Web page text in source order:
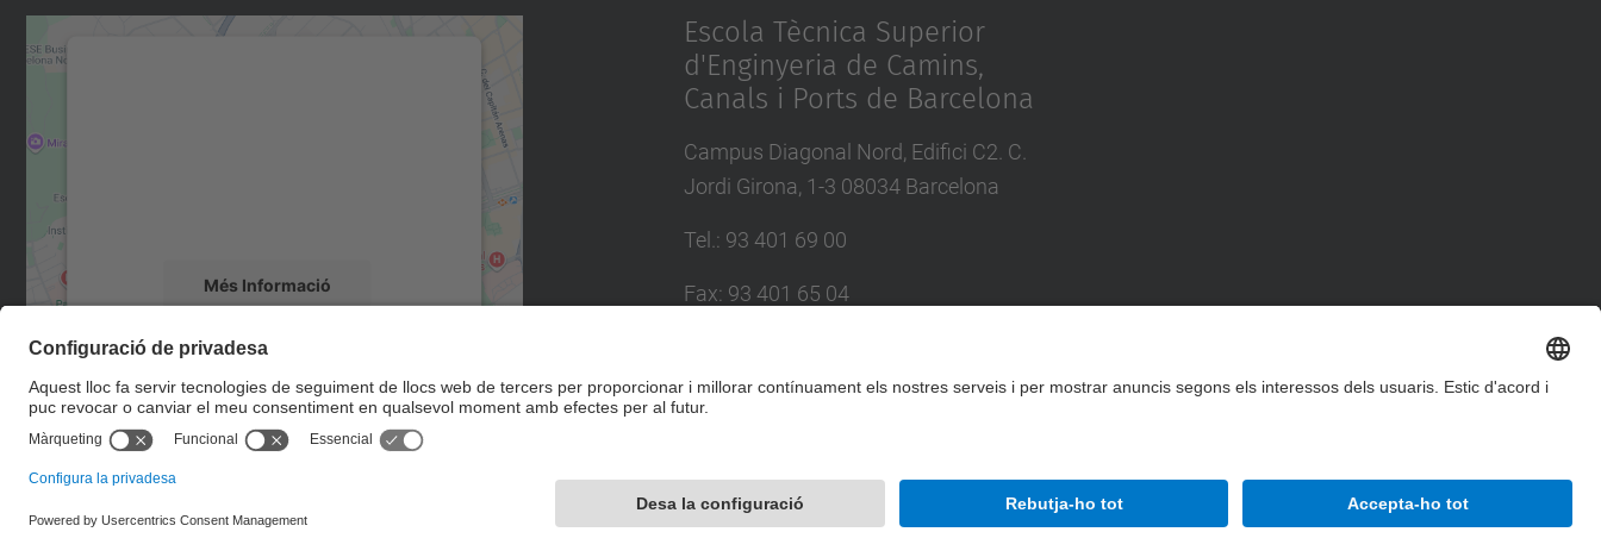
Més Informació
Accepta
powered byUsercentrics Consent
Management Platform
Escola Tècnica Superior
d'Enginyeria de Camins,
Canals i Ports de Barcelona
Campus Diagonal Nord, Edifici C2. C.
Jordi Girona, 1-3 08034 Barcelona
Tel.: 93 401 69 00
Fax: 93 401 65 04
Formulari de contacte
© UPCEscola Tècnica Superior d'Enginyers de Camins, Canals i
Desenvolupat amb Mapa del lloc Accessibilitat Configuració de privadesa